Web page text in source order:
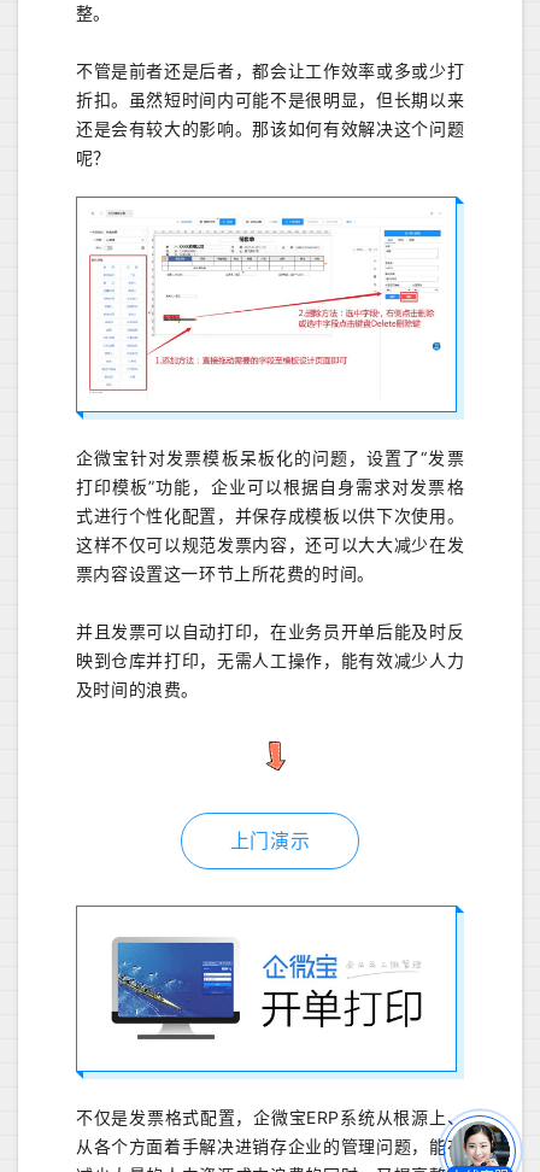
整。
不管是前者还是后者，都会让工作效率或多或少打
折扣。虽然短时间内可能不是很明显，但长期以来
还是会有较大的影响。那该如何有效解决这个问题
呢？
企微宝针对发票模板呆板化的问题，设置了“发票
打印模板”功能，企业可以根据自身需求对发票格
式进行个性化配置，并保存成模板以供下次使用。
这样不仅可以规范发票内容，还可以大大减少在发
票内容设置这一环节上所花费的时间。
并且发票可以自动打印，在业务员开单后能及时反
映到仓库并打印，无需人工操作，能有效减少人力
及时间的浪费。
上门演示
不仅是发票格式配置，企微宝ERP系统从根源上、
从各个方面着手解决进销存企业的管理问题，能在